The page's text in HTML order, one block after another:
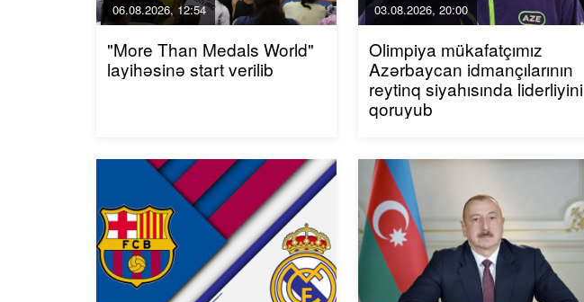
06.08.2026, 12:54
"More Than Medals World"
layihəsinə start verilib
03.08.2026, 20:00
Olimpiya mükafatçımız
Azərbaycan idmançılarının
reytinq siyahısında liderliyini
qoruyub